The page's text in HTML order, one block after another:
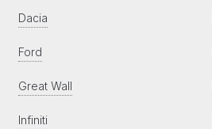
Dacia
Ford
Great Wall
Infiniti